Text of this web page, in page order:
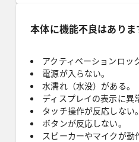
本体に機能不良はありま
アクティベーションロッ
電源が入らない。
水濡れ（水没）がある。
ディスプレイの表示に異
タッチ操作が反応しない。
ボタンが反応しない。
スピーカーやマイクが動